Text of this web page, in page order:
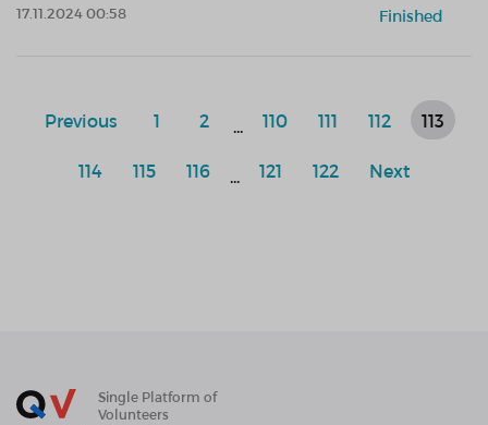
17.11.2024 00:58 Finished
Previous 1 2 110 111 112 113
114 115 116 121 122 Next
Single Platform of
Volunteers